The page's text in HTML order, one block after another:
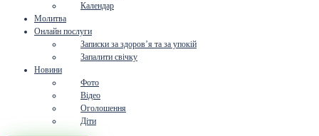
Календар
Молитва
Онлайн послуги
Записки за здоров’я та за упокій
Запалити свічку
Новини
Фото
Відео
Оголошення
Діти